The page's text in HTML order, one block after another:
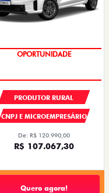
OPORTUNIDADE
PRODUTOR RURAL
CNPJ E MICROEMPRESÁRIO
De: R$ 120.990,00
R$ 107.067,30
Quero agora!